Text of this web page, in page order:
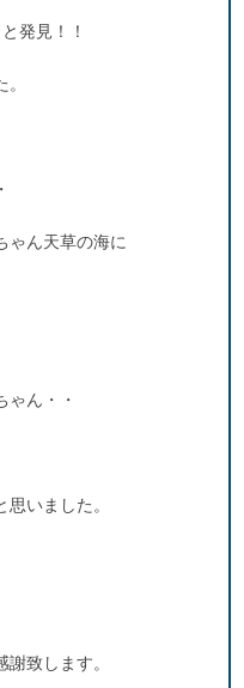
発見！！
ゃん天草の海に
ゃん・・
いました。
致します。